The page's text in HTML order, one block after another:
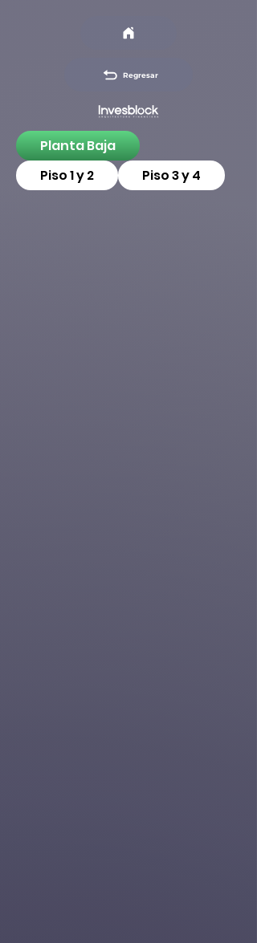
Regresar
Planta Baja
Piso 1 y 2
Piso 3 y 4